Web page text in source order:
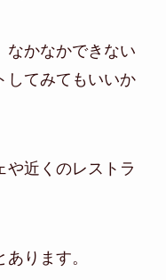
なかなかできない
してみてもいいか
や近くのレストラ
ります。